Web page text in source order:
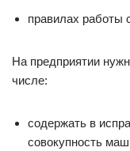
правилах работы
На предприятии
числе:
содержать в
совокупность